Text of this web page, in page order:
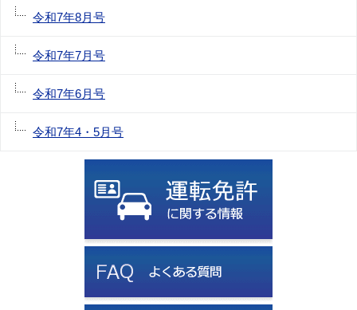
令和7年8月号
令和7年7月号
令和7年6月号
令和7年4・5月号